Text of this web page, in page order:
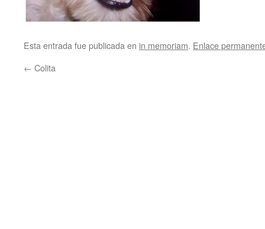
Esta entrada fue publicada en in memoriam. Enlace
← Colita